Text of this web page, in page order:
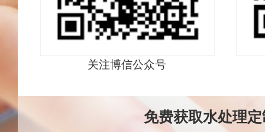
关注博信公众号
免费获取水处理